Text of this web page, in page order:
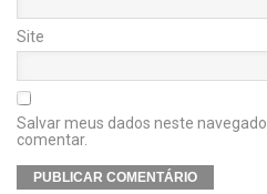
Site
Salvar meus dados neste
comentar.